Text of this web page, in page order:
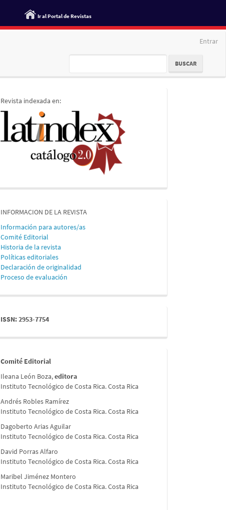
Ir al Portal de Revistas
Entrar
BUSCAR
indices
Revista indexada en:
informacion
INFORMACION DE LA REVISTA
Información para autores/as
Comité Editorial
Historia de la revista
Políticas editoriales
Declaración de originalidad
Proceso de evaluación
issn
ISSN: 2953-7754
comite
Comité Editorial
Ileana León Boza,editora
Instituto Tecnológico de Costa Rica. Costa Rica
Andrés Robles Ramírez
Instituto Tecnológico de Costa Rica. Costa Rica
Dagoberto Arias Aguilar
Instituto Tecnológico de Costa Rica. Costa Rica
David Porras Alfaro
Instituto Tecnológico de Costa Rica. Costa Rica
Maribel Jiménez Montero
Instituto Tecnológico de Costa Rica. Costa Rica